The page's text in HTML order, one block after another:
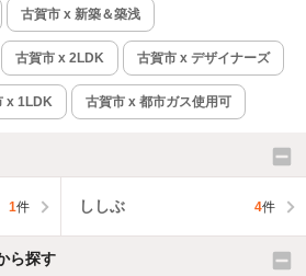
古賀市 x 新築＆築浅
古賀市 x 2LDK 古賀市 x デザイナーズ
x 1LDK 古賀市 x 都市ガス使用可
1件 ししぶ 4件
ら探す